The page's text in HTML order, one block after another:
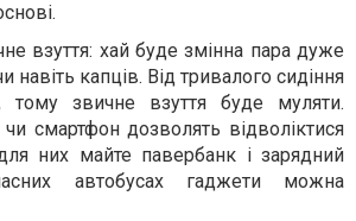
взуття: хай буде змінна пара дуже
навіть капців. Від тривалого сидіння
тому звичне взуття буде муляти.
смартфон дозволять відволіктися
них майте павербанк і зарядний
автобусах гаджети можна